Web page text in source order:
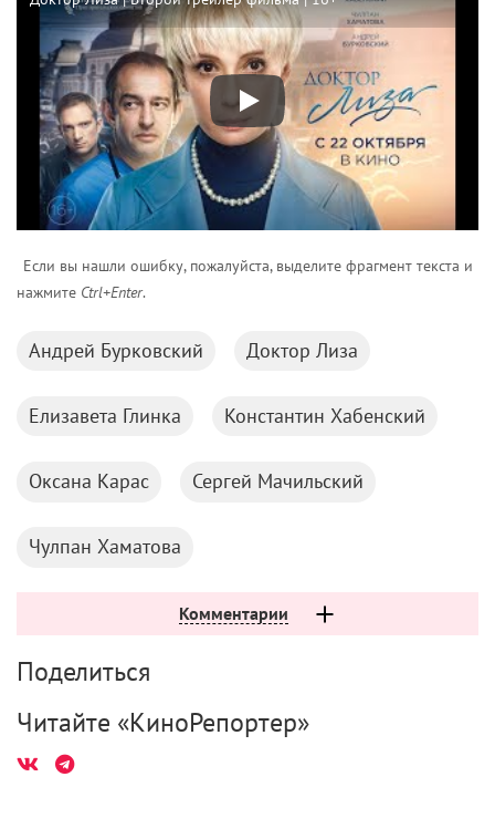
Если вы нашли ошибку, пожалуйста, выделите фрагмент текста и
нажмите Ctrl+Enter.
Андрей Бурковский Доктор Лиза
Елизавета Глинка Константин Хабенский
Оксана Карас Сергей Мачильский
Чулпан Хаматова
Комментарии
Поделиться
Читайте «КиноРепортер»